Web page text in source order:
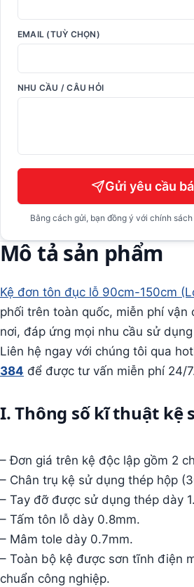
EMAIL (TUỲ CHỌN)
NHU CẦU / CÂU HỎI
Gửi yêu cầu
Bằng cách gửi, bạn đồng ý với chính
Mô tả sản phẩm
Kệ đơn tôn đục lỗ 90cm-150cm
phối trên toàn quốc, miễn phí vận
nơi, đáp ứng mọi nhu cầu sử
Liên hệ ngay với chúng tôi qua
384 để được tư vấn miễn phí 24/
I. Thông số kĩ thuật kệ
– Đơn giá trên kệ độc lập gồm 2
– Chân trụ kệ sử dụng thép hộp
– Tay đỡ được sử dụng thép dày
– Tấm tôn lỗ dày 0.8mm.
– Mâm tole dày 0.7mm.
– Toàn bộ kệ được sơn tĩnh điện
chuẩn công nghiệp.